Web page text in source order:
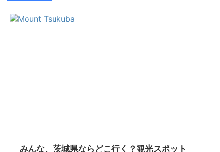
みんな、茨城県ならどこ行く？観光スポット